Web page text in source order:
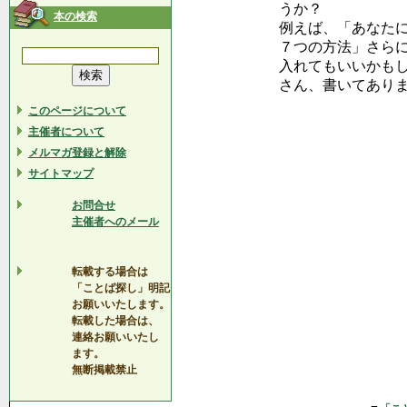
本の検索
このページについて
主催者について
メルマガ登録と解除
サイトマップ
お問合せ
主催者へのメール
転載する場合は
「ことば探し」明記
お願いいたします。
転載した場合は、
連絡お願いいたし
ます。
無断掲載禁止
うか？
例えば、「あなた
７つの方法」さら
入れてもいいかも
さん、書いてあり